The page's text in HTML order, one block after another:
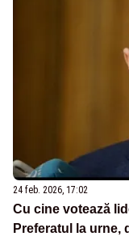
24 feb. 2026, 17:02
Cu cine votează
Preferatul la urne,